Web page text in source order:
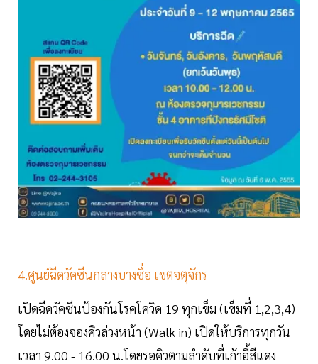
4.ศูนย์ฉีดวัคซีนกลางบางซื่อ เขตจตุจักร
เปิดฉีดวัคซีนป้องกันโรคโควิด 19 ทุกเข็ม (เข็มที่ 1,2,3,4)
โดยไม่ต้องจองคิวล่วงหน้า (Walk in) เปิดให้บริการทุกวัน
เวลา 9.00 - 16.00 น.โดยรอคิวตามลำดับที่เก้าอี้สีแดง